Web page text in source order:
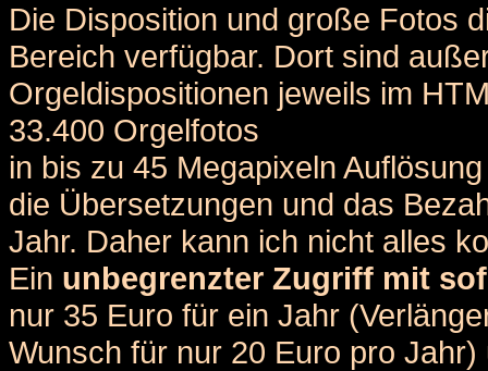
Die Disposition und große Fotos
Bereich verfügbar. Dort sind
Orgeldispositionen jeweils im
33.400 Orgelfotos
in bis zu 45 Megapixeln
die Übersetzungen und das
Jahr. Daher kann ich nicht alles
Ein unbegrenzter Zugriff mit
nur 35 Euro für ein Jahr
Wunsch für nur 20 Euro pro